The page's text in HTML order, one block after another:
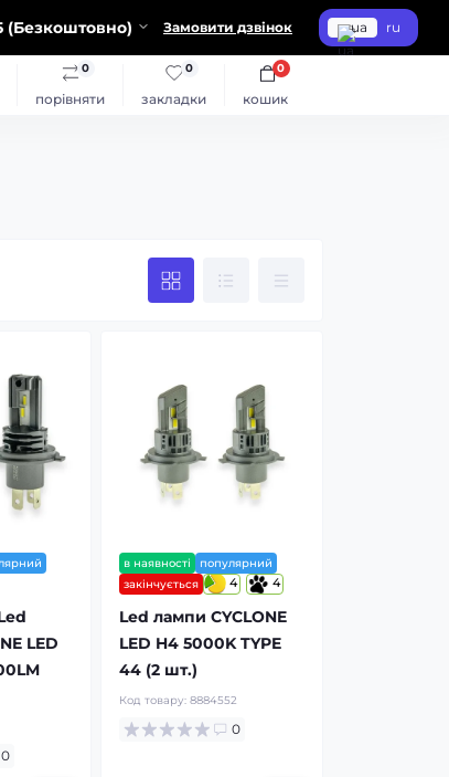
(Безкоштовно) Замовити дзвінок ua ru
порівняти
0
закладки
0
кошик
0
LED
0
в наявності
популярний
закінчується
4 4
Led лампи CYCLONE
LED H4 5000K TYPE
44 (2 шт.)
Код товару:8884552
0